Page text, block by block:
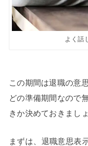
よく話
この期間は退職の意
どの準備期間なので
きか決めておきましょ
まずは、退職意思表